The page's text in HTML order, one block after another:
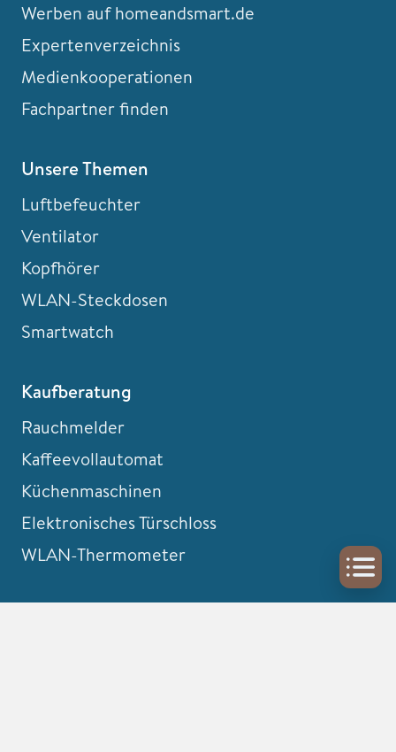
Werben auf homeandsmart.de
Expertenverzeichnis
Medienkooperationen
Fachpartner finden
Unsere Themen
Luftbefeuchter
Ventilator
Kopfhörer
WLAN-Steckdosen
Smartwatch
Kaufberatung
Rauchmelder
Kaffeevollautomat
Küchenmaschinen
Elektronisches Türschloss
WLAN-Thermometer